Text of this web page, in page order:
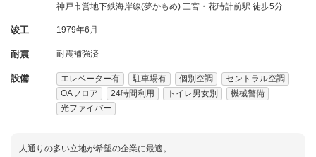
神戸市営地下鉄海岸線(夢かもめ) 三宮・花時計前駅 徒歩5分
竣工 1979年6月
耐震 耐震補強済
設備 エレベーター有 駐車場有 個別空調
セントラル空調
OAフロア
24時間利用 トイレ男女別
機械警備
光ファイバー
人通りの多い立地が希望の企業に最適。